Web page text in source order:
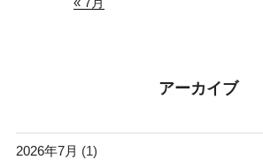
アーカイブ
2026年7月 (1)